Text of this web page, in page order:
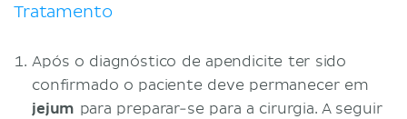
Tratamento
Após o diagnóstico de apendicite ter sido
confirmado o paciente deve permanecer em
jejum para preparar-se para a cirurgia. A seguir